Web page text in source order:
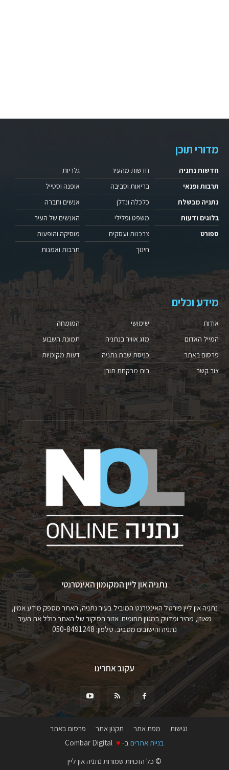
מדורי תוכן
חדשות נתניה
תרבות ופנאי
נתניה מבשלת
בלוגים ודעות
ספורט
חדשות מהעיר
בריאות וסביבה
כלכלה ונדלן
משפט ופלילי
צרכנות ועסקים
חינוך
גלריות
אופנה וסטייל
אנשים וחברה
האנשים של העיר
מוסיקה והופעות
תרבות ואמנות
מידע וכלים
אודות
המייל האדום
פרסום באתר
צור קשר
שימושי
מזג אוויר בנתניה
כניסת שבת נתניה
בית מרקחת תורן
המומחה
תמונת השבוע
דעות מקומיות
נתניה און ליין המקומון האינטרנטי
נתניה און ליין פורטל האינטרנט המוביל בעיר נתניה, האתר מספק מידע אמין,
מאוזן, מהיר ומדויק במגוון תחומים. אזור הסיקור של האתר כולל את העיר
נתניה והישובים מסביב. טלפון: 050-8491248
עקוב אחרינו
נגישות מפת אתר תקנון אתר
פרסום באתר
בניית אתרים ב- ♥
© כל הזכויות שמורות נתניה און ליין